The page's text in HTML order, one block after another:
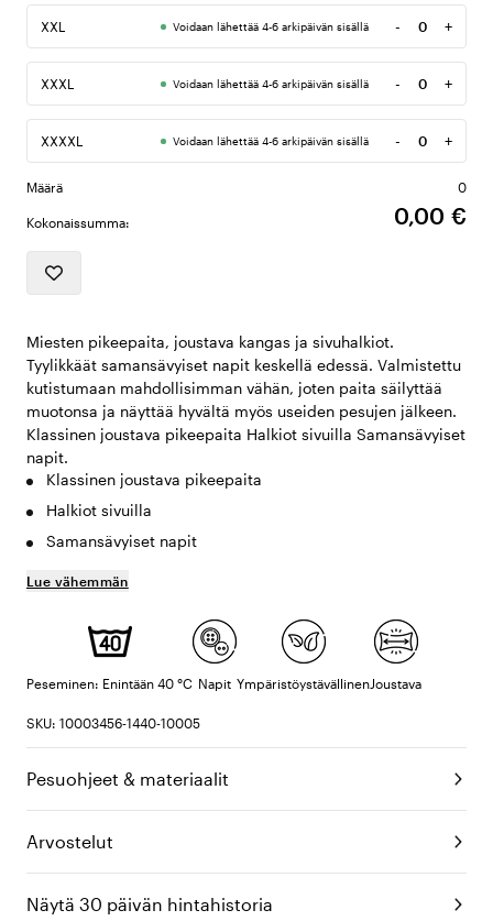
XXL Voidaan lähettää 4-6 arkipäivän sisällä -
Määrä
+
XXXL Voidaan lähettää 4-6 arkipäivän sisällä -
Määrä
+
XXXXL Voidaan lähettää 4-6 arkipäivän sisällä -
Määrä
+
Määrä 0
Kokonaissumma: 0,00 €
Miesten pikeepaita, joustava kangas ja sivuhalkiot.
Tyylikkäät samansävyiset napit keskellä edessä. Valmistettu
kutistumaan mahdollisimman vähän, joten paita säilyttää
muotonsa ja näyttää hyvältä myös useiden pesujen jälkeen.
Klassinen joustava pikeepaita Halkiot sivuilla Samansävyiset
napit.
Klassinen joustava pikeepaita
Halkiot sivuilla
Samansävyiset napit
Lue vähemmän
Peseminen: Enintään 40 °C Napit YmpäristöystävällinenJoustava
SKU: 10003456-1440-10005
Pesuohjeet & materiaalit
Arvostelut
Näytä 30 päivän hintahistoria